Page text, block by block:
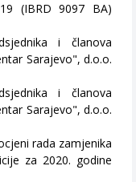
(IBRD 9097 BA)
i članova
Sarajevo", d.o.o.
i članova
Sarajevo", d.o.o.
rada zamjenika
za 2020. godine